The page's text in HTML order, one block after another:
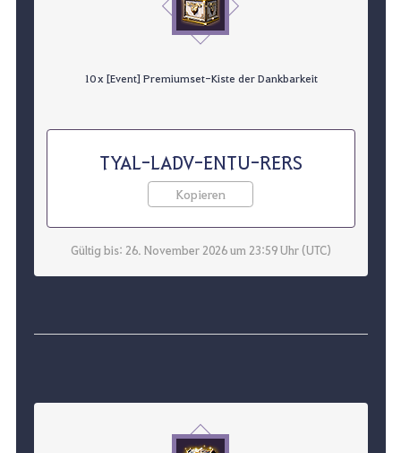
10 x [Event] Premiumset-Kiste der Dankbarkeit
TYAL-LADV-ENTU-RERS
Kopieren
Gültig bis: 26. November 2026 um 23:59 Uhr (UTC)